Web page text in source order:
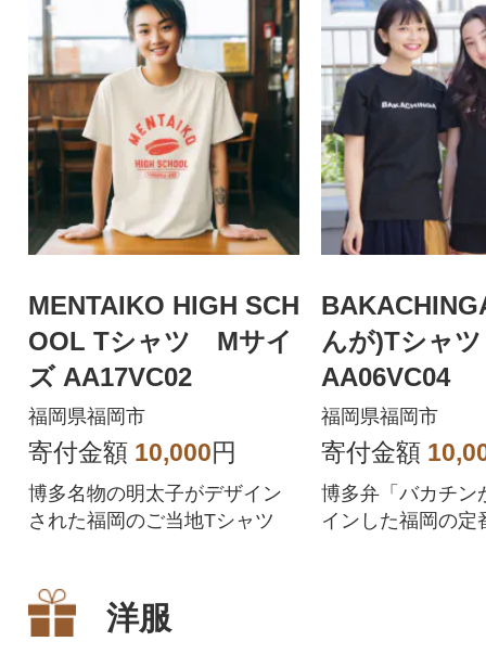
MENTAIKO HIGH SCH
OOL Tシャツ Mサイ
ズ AA17VC02
福岡県福岡市
寄付金額 10,000円
博多名物の明太子がデザイン
された福岡のご当地Tシャツ
んが)Tシャ
AA06VC04
福岡県福岡市
寄付金額
博多弁「バカチン
インした福岡の定
洋服